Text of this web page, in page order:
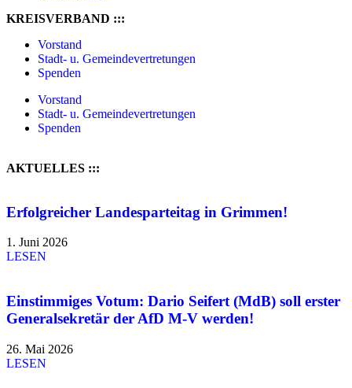
KREISVERBAND :::
Vorstand
Stadt- u. Gemeindevertretungen
Spenden
Vorstand
Stadt- u. Gemeindevertretungen
Spenden
AKTUELLES :::
Erfolgreicher Landesparteitag in Grimmen!
1. Juni 2026
LESEN
Einstimmiges Votum: Dario Seifert (MdB) soll erster
Generalsekretär der AfD M-V werden!
26. Mai 2026
LESEN